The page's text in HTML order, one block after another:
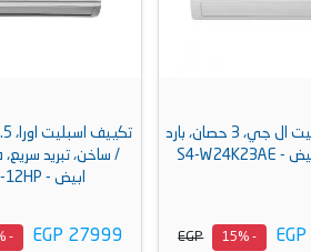
تكييف سبليت ال جي، 3 حصان، بارد
- 15%
EGP
تكييف اسبليت اورا،
/ ساخن، تبريد سريع، فلتر
EGP 27999
- 15%